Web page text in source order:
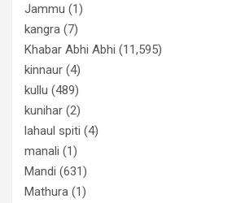
Jammu (1)
kangra (7)
Khabar Abhi Abhi (11,595)
kinnaur (4)
kullu (489)
kunihar (2)
lahaul spiti (4)
manali (1)
Mandi (631)
Mathura (1)